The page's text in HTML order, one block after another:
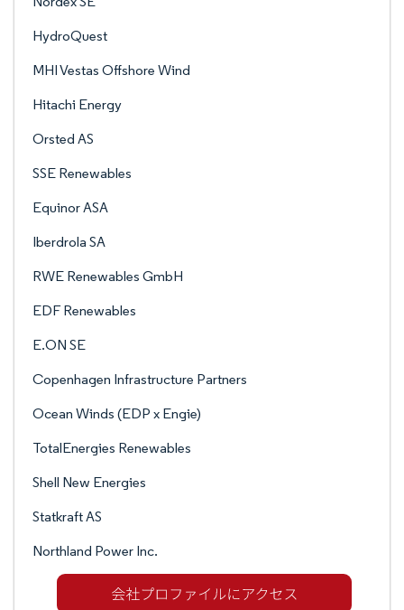
HydroQuest
MHI Vestas Offshore Wind
Hitachi Energy
Orsted AS
SSE Renewables
Equinor ASA
Iberdrola SA
RWE Renewables GmbH
EDF Renewables
E.ON SE
Copenhagen Infrastructure Partners
Ocean Winds (EDP x Engie)
TotalEnergies Renewables
Shell New Energies
Statkraft AS
Northland Power Inc.